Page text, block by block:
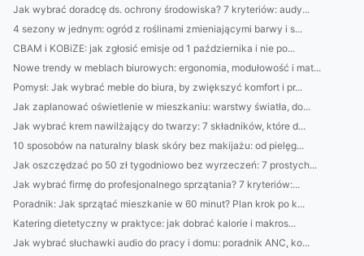
Jak wybrać doradcę ds. ochrony środowiska? 7 kryteriów: audy...
4 sezony w jednym: ogród z roślinami zmieniającymi barwy i s...
CBAM i KOBiZE: jak zgłosić emisje od 1 października i nie po...
Nowe trendy w meblach biurowych: ergonomia, modułowość i mat...
Pomysł: Jak wybrać meble do biura, by zwiększyć komfort i pr...
Jak zaplanować oświetlenie w mieszkaniu: warstwy światła, do...
Jak wybrać krem nawilżający do twarzy: 7 składników, które d...
10 sposobów na naturalny blask skóry bez makijażu: od pielęg...
Jak oszczędzać po 50 zł tygodniowo bez wyrzeczeń: 7 prostych...
Jak wybrać firmę do profesjonalnego sprzątania? 7 kryteriów:...
Poradnik: Jak sprzątać mieszkanie w 60 minut? Plan krok po k...
Katering dietetyczny w praktyce: jak dobrać kalorie i makros...
Jak wybrać słuchawki audio do pracy i domu: poradnik ANC, ko...